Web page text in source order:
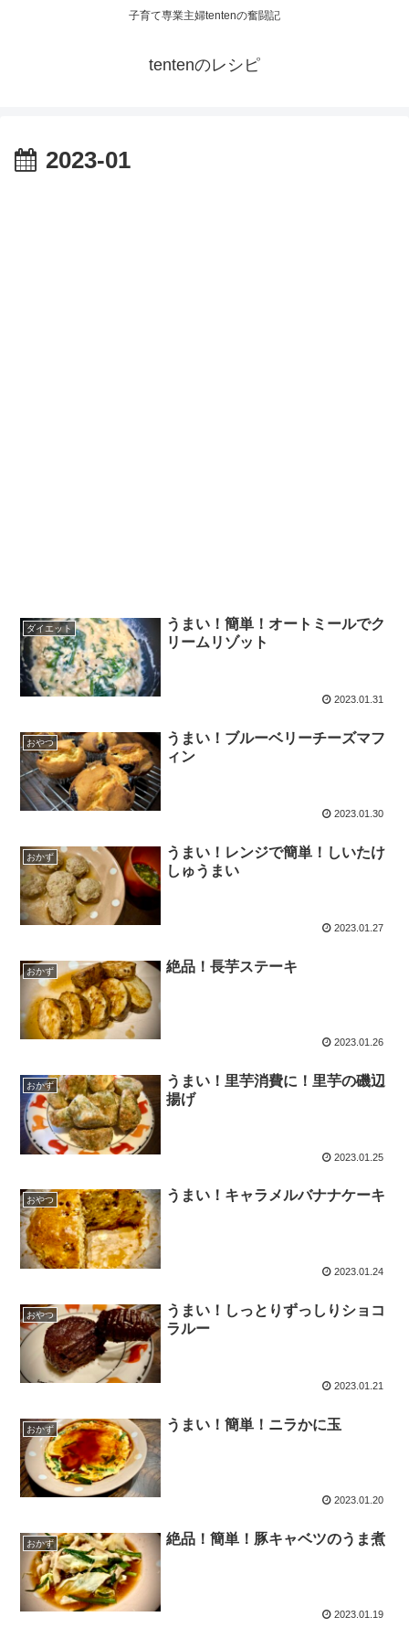
子育て専業主婦tentenの奮闘記
tentenのレシピ
2023-01
ダイエット
うまい！簡単！オートミールでク
リームリゾット
2023.01.31
おやつ
うまい！ブルーベリーチーズマフ
ィン
2023.01.30
おかず
うまい！レンジで簡単！しいたけ
しゅうまい
2023.01.27
おかず 絶品！長芋ステーキ
2023.01.26
おかず
うまい！里芋消費に！里芋の磯辺
揚げ
2023.01.25
おやつ うまい！キャラメルバナナケーキ
2023.01.24
おやつ
うまい！しっとりずっしりショコ
ラルー
2023.01.21
おかず うまい！簡単！ニラかに玉
2023.01.20
おかず 絶品！簡単！豚キャベツのうま煮
2023.01.19